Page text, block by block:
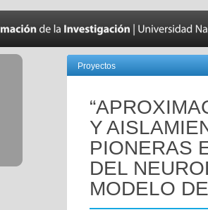
Proyectos
Y
PIONERAS
DEL
MODELO